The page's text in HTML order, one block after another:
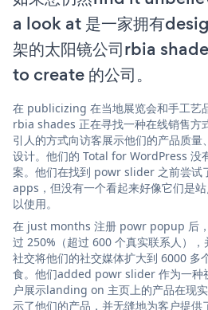
a look at 是一家拥有
架的太阳镜公司rbia
to create 的公司。
在 publicizing 在当地展览会和手工艺
rbia shades 正在寻找一种在线销售方
引人的方式向访客展示他们的产品质量
设计。他们的 Total for WordPress 没
案。他们在找到 powr slider 之前尝
apps，但没有一个看起来好像它们是
以使用。
在 just months 注册 powr popup 后
过 250%（超过 600 个真实联系人）
社交将他们的社交媒体扩大到 6000 多
食。他们added powr slider 作为一种
户展示landing on 主页上的产品在现
示了他们的产品，并无缝地为客户提供